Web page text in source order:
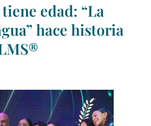
edad: “La
hace historia